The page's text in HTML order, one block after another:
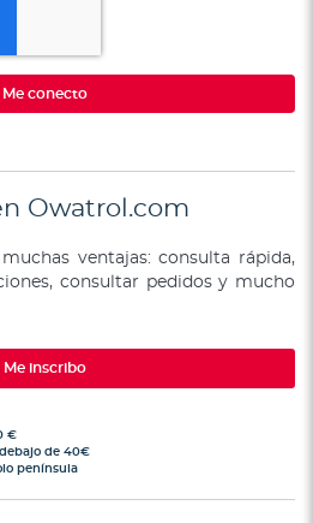
Me conecto
Owatrol.com
ventajas: consulta rápida,
consultar pedidos y mucho
Me inscribo
€
de 40€
península